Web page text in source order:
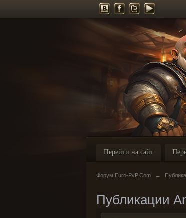
Перейти на сайт
Форум Euro-PvP.Com →
Публикации